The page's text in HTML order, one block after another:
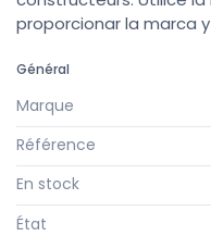
proporcionar la marca
Général
Marque
Référence
En stock
État